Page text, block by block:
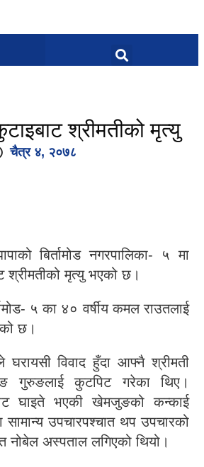
श्रीमतीको मृत्यु
चैत्र ४, २०७८
बिर्तामोड नगरपालिका- ५ मा
श्रीमतीको मृत्यु भएको छ।
५ का ४० वर्षीय कमल राउतलाई
छ।
घरायसी विवाद हुँदा आफ्नै श्रीमती
गुरुङलाई कुटपिट गरेका थिए।
घाइते भएकी खेमजुङको कन्काई
सामान्य उपचारपश्चात थप उपचारको
नोबेल अस्पताल लगिएको थियो।